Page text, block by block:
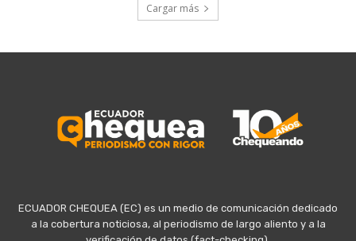
Cargar más
ECUADOR CHEQUEA (EC) es un medio de comunicación dedicado
a la cobertura noticiosa, al periodismo de largo aliento y a la